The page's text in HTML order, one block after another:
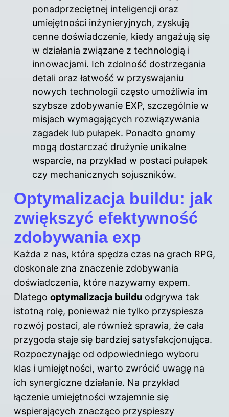
ponadprzeciętnej inteligencji oraz
umiejętności inżynieryjnych, zyskują
cenne doświadczenie, kiedy angażują się
w działania związane z technologią i
innowacjami. Ich zdolność dostrzegania
detali oraz łatwość w przyswajaniu
nowych technologii często umożliwia im
szybsze zdobywanie EXP, szczególnie w
misjach wymagających rozwiązywania
zagadek lub pułapek. Ponadto gnomy
mogą dostarczać drużynie unikalne
wsparcie, na przykład w postaci pułapek
czy mechanicznych sojuszników.
Optymalizacja buildu: jak
zwiększyć efektywność
zdobywania exp
Każda z nas, która spędza czas na grach RPG,
doskonale zna znaczenie zdobywania
doświadczenia, które nazywamy expem.
Dlatego optymalizacja buildu odgrywa tak
istotną rolę, ponieważ nie tylko przyspiesza
rozwój postaci, ale również sprawia, że cała
przygoda staje się bardziej satysfakcjonująca.
Rozpoczynając od odpowiedniego wyboru
klas i umiejętności, warto zwrócić uwagę na
ich synergiczne działanie. Na przykład
łączenie umiejętności wzajemnie się
wspierających znacząco przyspieszy